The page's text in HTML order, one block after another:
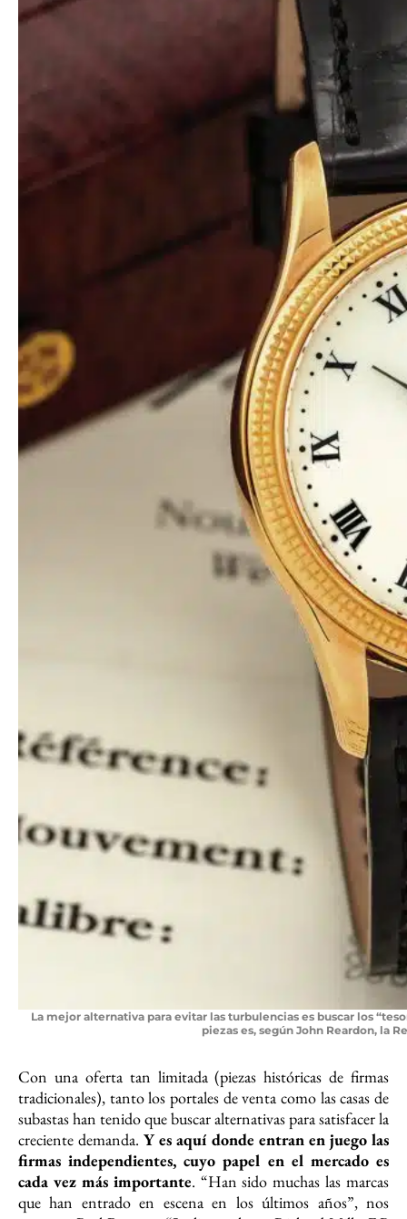
La mejor alternativa para evitar las turbulencias es buscar los
piezas es, según John Reardon, la
Con una oferta tan limitada (piezas históricas de firmas
tradicionales), tanto los portales de venta como las casas de
subastas han tenido que buscar alternativas para satisfacer la
creciente demanda.Y es aquí donde entran en juego las
firmas independientes, cuyo papel en el mercado es
cada vez más importante. “Han sido muchas las marcas
que han entrado en escena en los últimos años”, nos